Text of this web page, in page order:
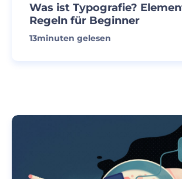
Was ist Typografie?
Regeln für Beginner
13minuten gelesen